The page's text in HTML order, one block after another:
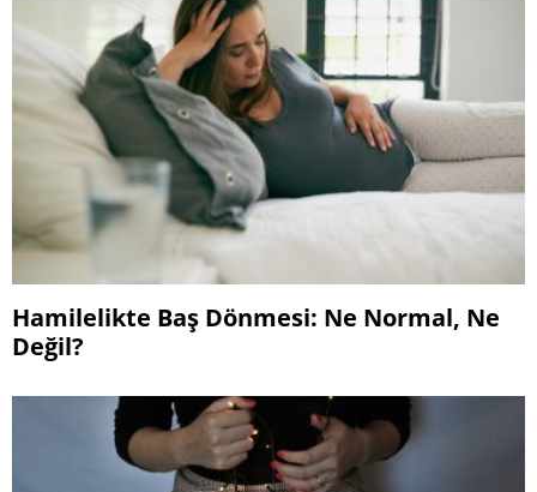
Hamilelikte Baş Dönmesi: Ne Normal, Ne
Değil?